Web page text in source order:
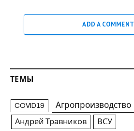
ADD A COMMENT
ТЕМЫ
COVID19 Агропроизводство
Андрей Травников ВСУ